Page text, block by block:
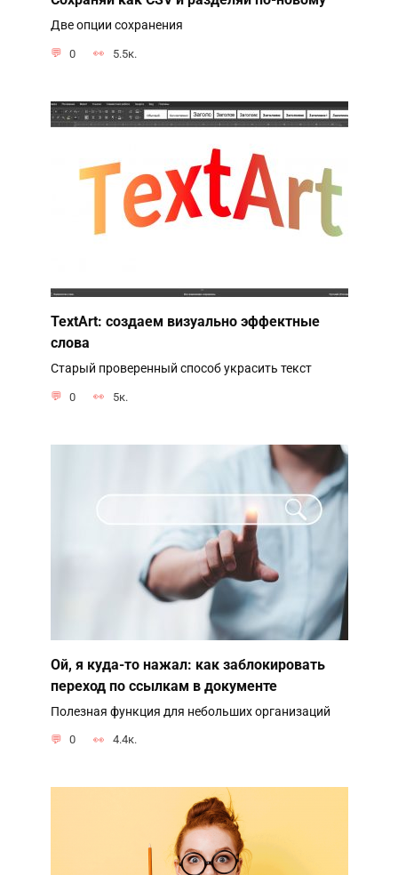
Две опции сохранения
0 5.5к.
TextArt: создаем визуально эффектные
слова
Старый проверенный способ украсить текст
0 5к.
Ой, я куда-то нажал: как заблокировать
переход по ссылкам в документе
Полезная функция для небольших организаций
0 4.4к.